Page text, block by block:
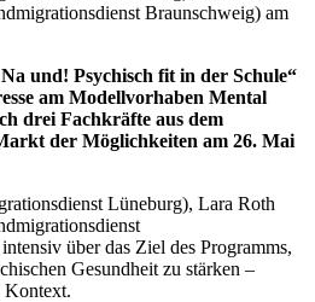
Braunschweig) am
und! Psychisch fit in der Schule“
am Modellvorhaben Mental
drei Fachkräfte aus dem
der Möglichkeiten am 26. Mai
Lüneburg), Lara Roth
über das Ziel des Programms,
Gesundheit zu stärken –
Kontext.